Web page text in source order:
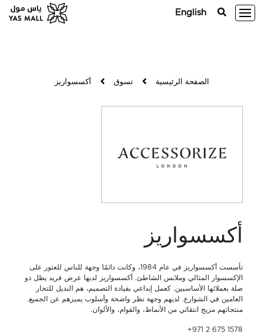
English
الصفحة الرئيسية تسوق أكسسواريز
أكسسواريز
تأسست أكسسواريز في عام 1984، وكانت دائمًا وجهة للناس للعثور على
الإكسسوار المثالي وملابس الشاطئ. أكسسواريز لديها عرض فريد يظل ذو
صلة بعملائها الأساسيين. كعمل إبداعي بقيادة التصميم، هم البديل للتجار
العامين في الشوارع. لديهم وجهة نظر واضحة وأسلوب يميزهم عن الجميع.
منتجاتهم مزيج انتقائي من الأنماط، والقوام، والألوان.
+971 2 675 1578